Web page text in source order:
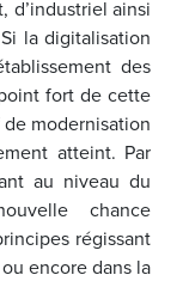
d’industriel ainsi
la digitalisation
des
fort de cette
modernisation
atteint. Par
au niveau du
chance
régissant
encore dans la